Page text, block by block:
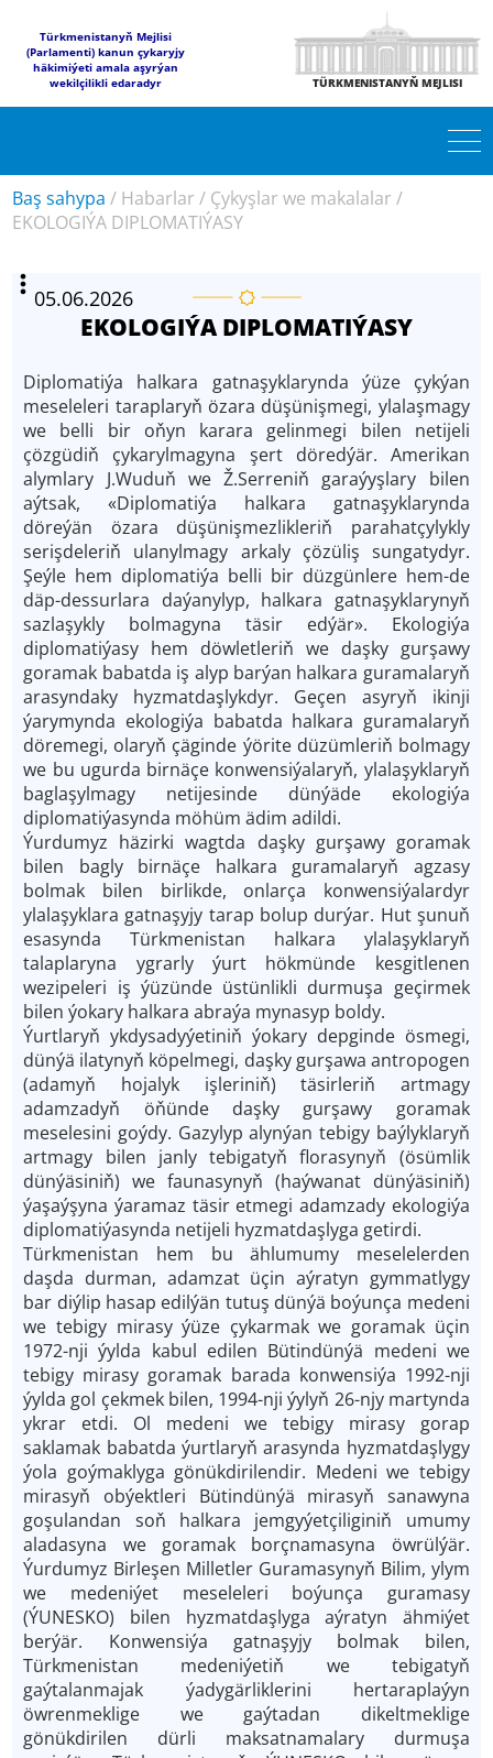
Türkmenistanyň Mejlisi
(Parlamenti) kanun çykaryjy
häkimiýeti amala aşyrýan
wekilçilikli edaradyr
TÜRKMENISTANYŇ MEJLISI
Baş sahypa / Habarlar / Çykyşlar we makalalar /
EKOLOGIÝA DIPLOMATIÝASY
05.06.2026
EKOLOGIÝA DIPLOMATIÝASY
Diplomatiýa halkara gatnaşyklarynda ýüze çykýan
meseleleri taraplaryň özara düşünişmegi, ylalaşmagy
we belli bir oňyn karara gelinmegi bilen netijeli
çözgüdiň çykarylmagyna şert döredýär. Amerikan
alymlary J.Wuduň we Ž.Serreniň garaýyşlary bilen
aýtsak, «Diplomatiýa halkara gatnaşyklarynda
döreýän özara düşünişmezlikleriň parahatçylykly
serişdeleriň ulanylmagy arkaly çözüliş sungatydyr.
Şeýle hem diplomatiýa belli bir düzgünlere hem-de
däp-dessurlara daýanylyp, halkara gatnaşyklarynyň
sazlaşykly bolmagyna täsir edýär». Ekologiýa
diplomatiýasy hem döwletleriň we daşky gurşawy
goramak babatda iş alyp barýan halkara guramalaryň
arasyndaky hyzmatdaşlykdyr. Geçen asyryň ikinji
ýarymynda ekologiýa babatda halkara guramalaryň
döremegi, olaryň çäginde ýörite düzümleriň bolmagy
we bu ugurda birnäçe konwensiýalaryň, ylalaşyklaryň
baglaşylmagy netijesinde dünýäde ekologiýa
diplomatiýasynda möhüm ädim adildi.
Ýurdumyz häzirki wagtda daşky gurşawy goramak
bilen bagly birnäçe halkara guramalaryň agzasy
bolmak bilen birlikde, onlarça konwensiýalardyr
ylalaşyklara gatnaşyjy tarap bolup durýar. Hut şunuň
esasynda Türkmenistan halkara ylalaşyklaryň
talaplaryna ygrarly ýurt hökmünde kesgitlenen
wezipeleri iş ýüzünde üstünlikli durmuşa geçirmek
bilen ýokary halkara abraýa mynasyp boldy.
Ýurtlaryň ykdysadyýetiniň ýokary depginde ösmegi,
dünýä ilatynyň köpelmegi, daşky gurşawa antropogen
(adamyň hojalyk işleriniň) täsirleriň artmagy
adamzadyň öňünde daşky gurşawy goramak
meselesini goýdy. Gazylyp alynýan tebigy baýlyklaryň
artmagy bilen janly tebigatyň florasynyň (ösümlik
dünýäsiniň) we faunasynyň (haýwanat dünýäsiniň)
ýaşaýşyna ýaramaz täsir etmegi adamzady ekologiýa
diplomatiýasynda netijeli hyzmatdaşlyga getirdi.
Türkmenistan hem bu ählumumy meselelerden
daşda durman, adamzat üçin aýratyn gymmatlygy
bar diýlip hasap edilýän tutuş dünýä boýunça medeni
we tebigy mirasy ýüze çykarmak we goramak üçin
1972-­nji ýylda kabul edilen Bütindünýä medeni we
tebigy mirasy goramak barada konwensiýa 1992-­nji
ýylda gol çekmek bilen, 1994-­nji ýylyň 26­-njy martynda
ykrar etdi. Ol medeni we tebigy mirasy gorap
saklamak babatda ýurtlaryň arasynda hyzmatdaşlygy
ýola goýmaklyga gönükdirilendir. Medeni we tebigy
mirasyň obýektleri Bütindünýä mirasyň sanawyna
goşulandan soň halkara jemgyýetçiliginiň umumy
aladasyna we goramak borçnamasyna öwrülýär.
Ýurdumyz Birleşen Milletler Guramasynyň Bilim, ylym
we medeniýet meseleleri boýunça guramasy
(ÝUNESKO) bilen hyzmatdaşlyga aýratyn ähmiýet
berýär. Konwensiýa gatnaşyjy bolmak bilen,
Türkmenistan medeniýetiň we tebigatyň
gaýtalanmajak ýadygärliklerini hertaraplaýyn
öwrenmeklige we gaýtadan dikeltmeklige
gönükdirilen dürli maksatnamalary durmuşa